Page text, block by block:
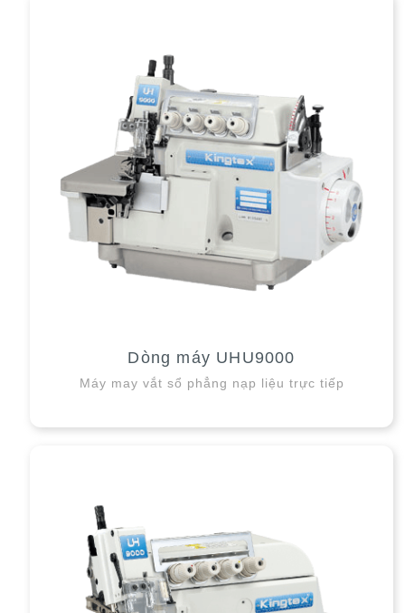
Dòng máy UHU9000
Máy may vắt sổ phẳng nạp liệu trực tiếp